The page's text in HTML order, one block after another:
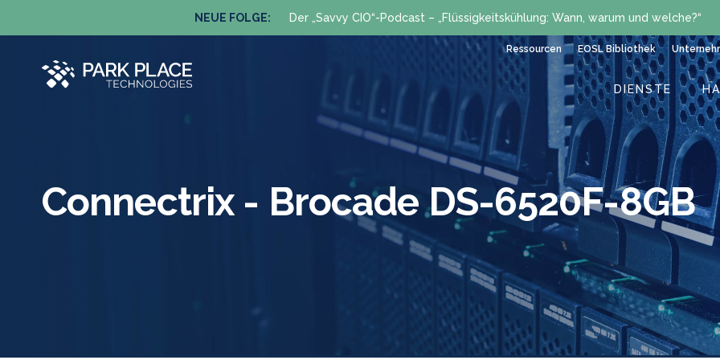
NEUE FOLGE: Der „Savvy CIO“-Podcast – „Flüssigkeitskühlung: Wann, warum und welche?“
Ressourcen EOSL Bibliothek
DIENSTE
Connectrix - Brocade DS-6520F-8GB